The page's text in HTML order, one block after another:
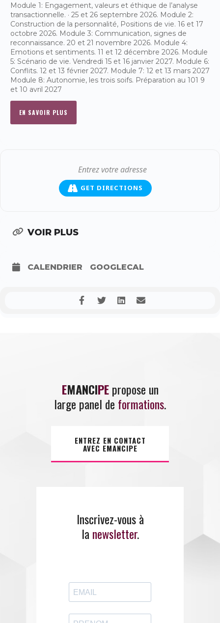
Module 1: Engagement, valeurs et éthique de l’analyse
transactionnelle. · 25 et 26 septembre 2026. Module 2:
Construction de la personnalité, Positions de vie. 16 et 17
octobre 2026. Module 3: Communication, signes de
reconnaissance. 20 et 21 novembre 2026. Module 4:
Emotions et sentiments. 11 et 12 décembre 2026. Module
5: Scénario de vie. Vendredi 15 et 16 janvier 2027. Module 6:
Conflits. 12 et 13 février 2027. Module 7: 12 et 13 mars 2027
Module 8: Autonomie, les trois soifs. Préparation au 101 9
et 10 avril 2027
EN SAVOIR PLUS
GET DIRECTIONS
VOIR PLUS
CALENDRIER GOOGLECAL
EMANCIPEpropose un
large panel de formations.
ENTREZ EN CONTACT
AVEC EMANCIPE
Inscrivez-vous à
la newsletter.